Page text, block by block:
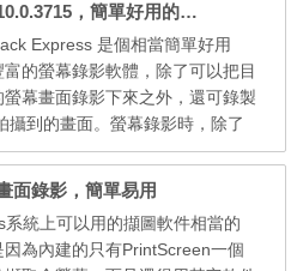
站：Ohsoft 軟體性質：免費軟體
之安裝過程中會「更改瀏覽器首
以取消勾選。免安裝中文版會被防
為有毒，請...
BB FlashBack Express 5.10.0.3715，簡單好用的螢幕錄影工具
Express 是個相當簡單好用
富的螢幕錄影軟體，除了可以把目
螢幕畫面錄影下來之外，還可錄製
攝到的畫面。螢幕錄影時，除了
之外還可自動偵測滑鼠點擊與鍵盤
作。另外還內建了 BB FlashBack
播放器功能，我們可以在播放
每個影格與畫面、聲音，並將指
面錄影，簡單易用
系統上可以用的擷圖軟件相當的
因為內建的只有PrintScreen一個